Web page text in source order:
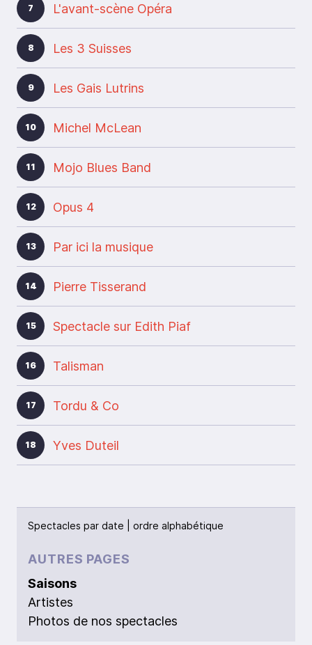
7 L'avant-scène Opéra
8 Les 3 Suisses
9 Les Gais Lutrins
10 Michel McLean
11 Mojo Blues Band
12 Opus 4
13 Par ici la musique
14 Pierre Tisserand
15 Spectacle sur Edith Piaf
16 Talisman
17 Tordu & Co
18 Yves Duteil
Spectacles par date ordre alphabétique
AUTRES PAGES
Saisons
Artistes
Photos de nos spectacles